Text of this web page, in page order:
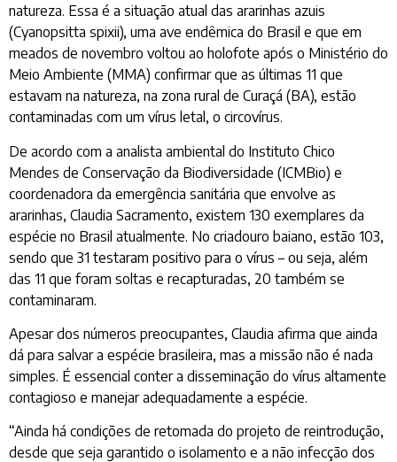
natureza. Essa é a situação atual das ararinhas azuis
(Cyanopsitta spixii), uma ave endêmica do Brasil e que em
meados de novembro voltou ao holofote após o Ministério do
Meio Ambiente (MMA) confirmar que as últimas 11 que
estavam na natureza, na zona rural de Curaçá (BA), estão
contaminadas com um vírus letal, o circovírus.
De acordo com a analista ambiental do Instituto Chico
Mendes de Conservação da Biodiversidade (ICMBio) e
coordenadora da emergência sanitária que envolve as
ararinhas, Claudia Sacramento, existem 130 exemplares da
espécie no Brasil atualmente. No criadouro baiano, estão 103,
sendo que 31 testaram positivo para o vírus – ou seja, além
das 11 que foram soltas e recapturadas, 20 também se
contaminaram.
Apesar dos números preocupantes, Claudia afirma que ainda
dá para salvar a espécie brasileira, mas a missão não é nada
simples. É essencial conter a disseminação do vírus altamente
contagioso e manejar adequadamente a espécie.
“Ainda há condições de retomada do projeto de reintrodução,
desde que seja garantido o isolamento e a não infecção dos